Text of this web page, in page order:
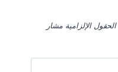
الحقول الإلزامية مشار